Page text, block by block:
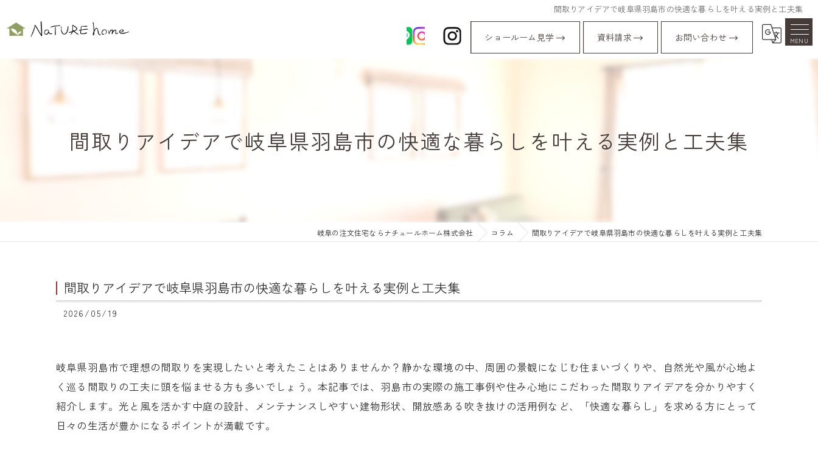
間取りアイデアで岐阜県羽島市の快適な暮らしを叶える実例と工夫集
ショールーム見学 資料請求 お問い合わせ
間取りアイデアで岐阜県羽島市の快適な暮らしを叶える実例と工夫集
岐阜の注文住宅ならナチュールホーム株式会社 コラム 間取りアイデアで岐阜県羽島市の快適な暮らしを叶える実例と工夫集
間取りアイデアで岐阜県羽島市の快適な暮らしを叶える実例と工夫集
2026/05/19
岐阜県羽島市で理想の間取りを実現したいと考えたことはありませんか？静かな環境の中、周囲の景観になじむ住まいづくりや、自然光や風が心地よ
く巡る間取りの工夫に頭を悩ませる方も多いでしょう。本記事では、羽島市の実際の施工事例や住み心地にこだわった間取りアイデアを分かりやすく
紹介します。光と風を活かす中庭の設計、メンテナンスしやすい建物形状、開放感ある吹き抜けの活用例など、「快適な暮らし」を求める方にとって
日々の生活が豊かになるポイントが満載です。